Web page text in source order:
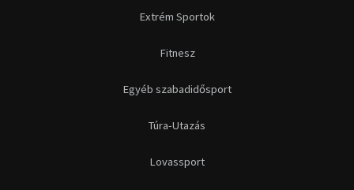
Extrém Sportok
Fitnesz
Egyéb szabadidősport
Túra-Utazás
Lovassport